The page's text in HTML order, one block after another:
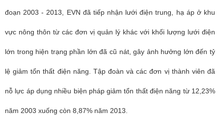
đoạn 2003 - 2013, EVN đã tiếp nhận lưới điện trung, hạ áp ở khu
vực nông thôn từ các đơn vị quản lý khác với khối lượng lưới điện
lớn trong hiện trạng phần lớn đã cũ nát, gây ảnh hưởng lớn đến tỷ
lệ giảm tổn thất điện năng. Tập đoàn và các đơn vị thành viên đã
nỗ lực áp dụng nhiều biện pháp giảm tổn thất điện năng từ 12,23%
năm 2003 xuống còn 8,87% năm 2013.